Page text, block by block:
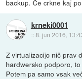
backup. Če crkne kaj
krneki0001
::8. jun 2016,
Z virtualizacijo nič prav
hardwersko podporo,
Potem pa samo vsak